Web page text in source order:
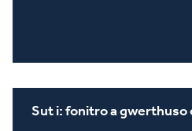
Sut i: fonitro a